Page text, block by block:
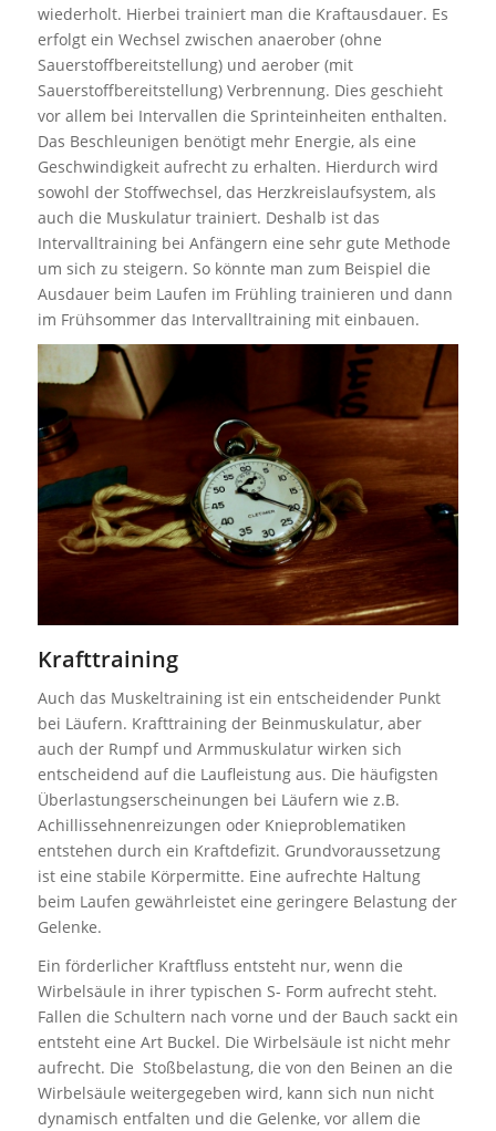
wiederholt. Hierbei trainiert man die Kraftausdauer. Es
erfolgt ein Wechsel zwischen anaerober (ohne
Sauerstoffbereitstellung) und aerober (mit
Sauerstoffbereitstellung) Verbrennung. Dies geschieht
vor allem bei Intervallen die Sprinteinheiten enthalten.
Das Beschleunigen benötigt mehr Energie, als eine
Geschwindigkeit aufrecht zu erhalten. Hierdurch wird
sowohl der Stoffwechsel, das Herzkreislaufsystem, als
auch die Muskulatur trainiert. Deshalb ist das
Intervalltraining bei Anfängern eine sehr gute Methode
um sich zu steigern. So könnte man zum Beispiel die
Ausdauer beim Laufen im Frühling trainieren und dann
im Frühsommer das Intervalltraining mit einbauen.
Krafttraining
Auch das Muskeltraining ist ein entscheidender Punkt
bei Läufern. Krafttraining der Beinmuskulatur, aber
auch der Rumpf und Armmuskulatur wirken sich
entscheidend auf die Laufleistung aus. Die häufigsten
Überlastungserscheinungen bei Läufern wie z.B.
Achillissehnenreizungen oder Knieproblematiken
entstehen durch ein Kraftdefizit. Grundvoraussetzung
ist eine stabile Körpermitte. Eine aufrechte Haltung
beim Laufen gewährleistet eine geringere Belastung der
Gelenke.
Ein förderlicher Kraftfluss entsteht nur, wenn die
Wirbelsäule in ihrer typischen S- Form aufrecht steht.
Fallen die Schultern nach vorne und der Bauch sackt ein
entsteht eine Art Buckel. Die Wirbelsäule ist nicht mehr
aufrecht. Die Stoßbelastung, die von den Beinen an die
Wirbelsäule weitergegeben wird, kann sich nun nicht
dynamisch entfalten und die Gelenke, vor allem die